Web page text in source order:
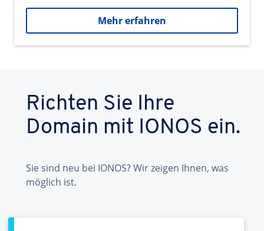
Mehr erfahren
Richten Sie Ihre
Domain mit IONOS ein.
Sie sind neu bei IONOS? Wir zeigen Ihnen, was
möglich ist.